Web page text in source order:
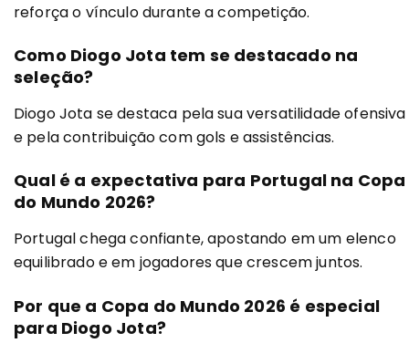
reforça o vínculo durante a competição.
Como Diogo Jota tem se destacado na
seleção?
Diogo Jota se destaca pela sua versatilidade ofensiva
e pela contribuição com gols e assistências.
Qual é a expectativa para Portugal na Copa
do Mundo 2026?
Portugal chega confiante, apostando em um elenco
equilibrado e em jogadores que crescem juntos.
Por que a Copa do Mundo 2026 é especial
para Diogo Jota?